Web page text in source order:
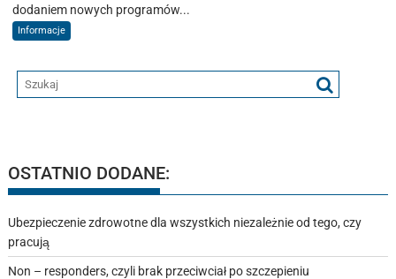
dodaniem nowych programów...
Informacje
OSTATNIO DODANE:
Ubezpieczenie zdrowotne dla wszystkich niezależnie od tego, czy
pracują
Non – responders, czyli brak przeciwciał po szczepieniu